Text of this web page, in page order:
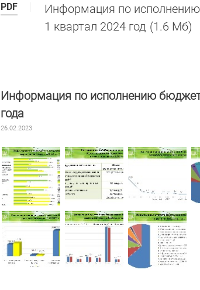
PDF
Информация по исполнению
1 квартал 2024 год (1.6 Мб)
Информация по исполнению
года
26.02.2023